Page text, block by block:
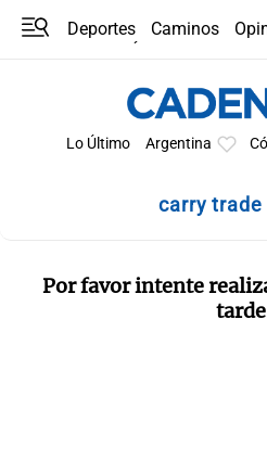
Deportes Caminos
Lo Último Argentina
carry trade
Por favor intente